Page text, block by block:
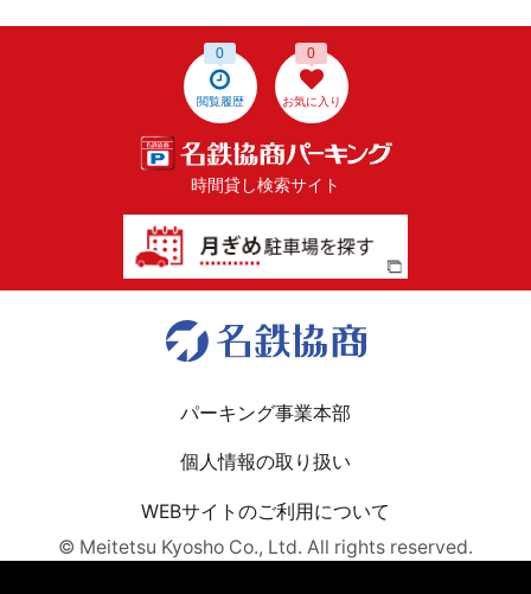
閲覧履歴
0
お気に入り
0
時間貸し検索サイト
パーキング事業本部
個人情報の取り扱い
WEBサイトのご利用について
© Meitetsu Kyosho Co., Ltd. All rights reserved.